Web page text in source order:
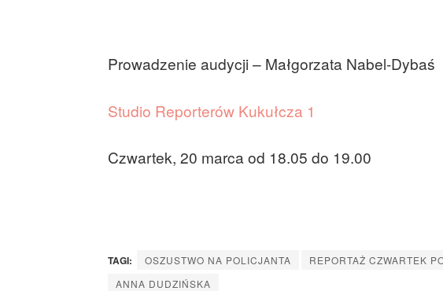
Prowadzenie audycji – Małgorzata Nabel-Dybaś
Studio Reporterów Kukułcza 1
Czwartek, 20 marca od 18.05 do 19.00
TAGI: OSZUSTWO NA POLICJANTA REPORTAŻ CZWARTEK
ANNA DUDZIŃSKA